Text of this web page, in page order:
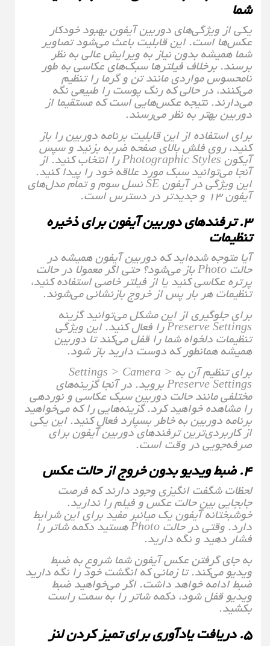
شما
یکی از ویژگی‌های دوربین آیفون بهبود خودکار
عکس‌ها است. این قابلیت باعث می‌شود تصاویر
شما همیشه بدون نیاز به ویرایش عالی به نظر
برسند. برخلاف فیلترها سبک‌های عکاسی به طور
نامحسوس مواردی مانند تن و گرما را تنظیم
می‌کنند، در حالی که رنگ پوست را طبیعی نگه
می‌دارند. نتیجه عکس‌هایی است که مستقیما از
دوربین بهتر به نظر می‌رسند.
برای استفاده از این قابلیت برنامه دوربین را باز
کنید، روی فلش بالای صفحه ضربه بزنید و سپس
آیکون Photographic Styles را انتخاب کنید. از
آنجا می‌توانید سبک مورد علاقه خود را پیدا کنید.
این ویژگی در آیفون SE نسل سوم و تمام مدل‌های
آیفون ۱۳ و جدیدتر در دسترس است.
۳. ترفندهای دوربین آیفون برای ذخیره
تنظیمات
آیا متوجه شده‌اید که دوربین آیفون همیشه در
حالت Photo باز می‌شود؟ حتی اگر معمولا در حالت
پرتره عکاسی کنید یا از فیلتر خاصی استفاده کنید،
تنظیمات هر بار پس از خروج بازنشانی می‌شوند.
برای جلوگیری از این مشکل می‌توانید گزینه
Preserve Settings را فعال کنید. این ویژگی
تنظیمات دلخواه شما را قفل می‌کند تا دوربین
همیشه همانطور که دوست دارید باز شود.
برای تنظیم آن به Settings > Camera >
Preserve Settings بروید. در آنجا گزینه‌های
مختلفی مانند حالت دوربین سبک عکاسی و نوردهی
را مشاهده خواهید کرد. گزینه‌هایی را که می‌خواهید
برنامه دوربین به خاطر بسپارد فعال کنید. این یکی
از کاربردی‌ترین ترفندهای دوربین آیفون برای
صرفه‌جویی در وقت است.
لحظات شگفت‌ انگیزی وجود دارند که فرصت
جابجایی بین حالت عکس و فیلم را ندارید.
خوشبختانه آیفون یک میانبر مفید برای این شرایط
دارد. وقتی در حالت Photo هستید دکمه شاتر را
فشار دهید و نگه دارید.
به جای گرفتن عکس آیفون شما شروع به ضبط
ویدیو می‌کند. تا زمانی که انگشت خود را نگه دارید
ضبط ادامه خواهد داشت. اگر می‌خواهید ضبط
ویدیو قفل شود، دکمه شاتر را به سمت راست
بکشید.